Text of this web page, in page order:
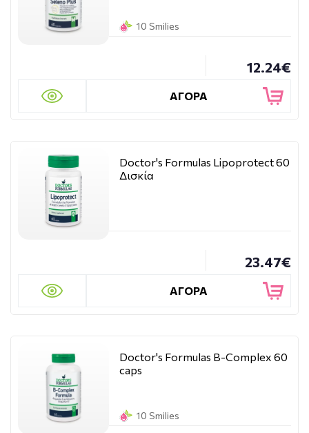
10 Smilies
12.24€
ΑΓΟΡΑ
Doctor's Formulas Lipoprotect 60
Δισκία
23.47€
ΑΓΟΡΑ
Doctor's Formulas B-Complex 60
caps
10 Smilies